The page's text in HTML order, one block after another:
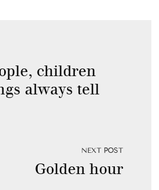
children
always tell
NEXT POST
Golden hour